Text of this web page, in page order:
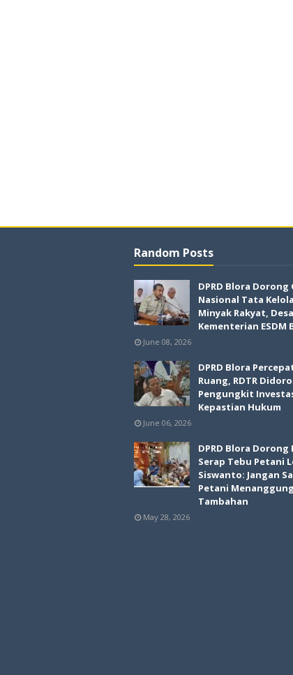
Random Posts
DPRD Blora Dorong
Nasional Tata
Minyak Rakyat,
Kementerian ESDM
June 08, 2026
DPRD Blora
Ruang, RDTR
Pengungkit
Kepastian Hukum
June 06, 2026
DPRD Blora Dorong
Serap Tebu Petani
Siswanto: Jangan
Petani
Tambahan
May 28, 2026